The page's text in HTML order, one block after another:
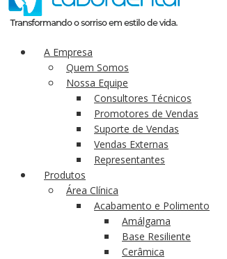
A Empresa
Quem Somos
Nossa Equipe
Consultores Técnicos
Promotores de Vendas
Suporte de Vendas
Vendas Externas
Representantes
Produtos
Área Clínica
Acabamento e Polimento
Amálgama
Base Resiliente
Cerâmica